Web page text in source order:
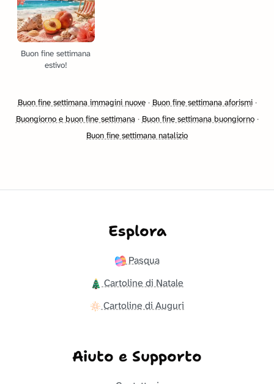
Buon fine settimana
estivo!
Buon fine settimana immagini nuove· Buon fine settimana aforismi·
Buongiorno e buon fine settimana· Buon fine settimana buongiorno·
Buon fine settimana natalizio
Esplora
Pasqua
Cartoline di Natale
Cartoline di Auguri
Aiuto e Supporto